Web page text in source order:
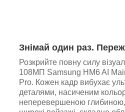
Знімай один раз.
Розкрийте повну силу
108МП Samsung HM6 AI
Pro. Кожен кадр вибухає
деталями, насиченим
неперевершеною глибиною,